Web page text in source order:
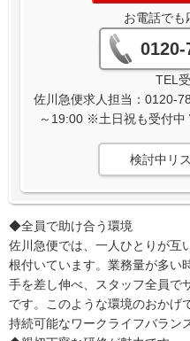
お電話でも
0120-
TEL
佐川急便求人担当：0120-
～19:00 ※土日祝も受付中
検討中リ
◆全員で助け合う環境
佐川急便では、一人ひとりが互
根付いています。業務量が多い
手を差し伸べ、スタッフ全員で
です。このような環境のおかげ
持続可能なワークライフバラン